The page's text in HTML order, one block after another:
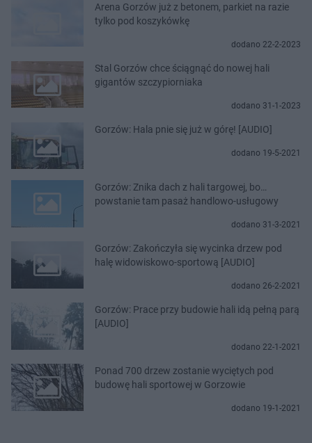
Arena Gorzów już z betonem, parkiet na razie
tylko pod koszykówkę
dodano 22-2-2023
Stal Gorzów chce ściągnąć do nowej hali
gigantów szczypiorniaka
dodano 31-1-2023
Gorzów: Hala pnie się już w górę! [AUDIO]
dodano 19-5-2021
Gorzów: Znika dach z hali targowej, bo…
powstanie tam pasaż handlowo-usługowy
dodano 31-3-2021
Gorzów: Zakończyła się wycinka drzew pod
halę widowiskowo-sportową [AUDIO]
dodano 26-2-2021
Gorzów: Prace przy budowie hali idą pełną parą
[AUDIO]
dodano 22-1-2021
Ponad 700 drzew zostanie wyciętych pod
budowę hali sportowej w Gorzowie
dodano 19-1-2021